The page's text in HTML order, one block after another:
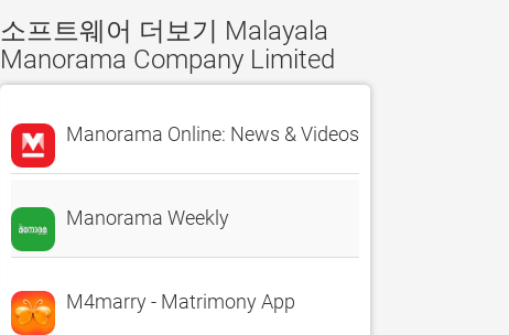
소프트웨어 더보기 Malayala
Manorama Company Limited
Manorama Online: News & Videos
Manorama Weekly
M4marry - Matrimony App